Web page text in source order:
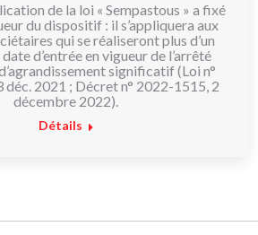
de la loi « Sempastous » a fixé
du dispositif : il s’appliquera aux
qui se réaliseront plus d’un
d’entrée en vigueur de l’arrêté
significatif (Loi n°
2021 ; Décret n° 2022-1515, 2
décembre 2022).
Détails